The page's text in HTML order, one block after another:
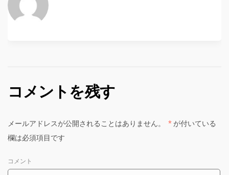
コメントを残す
メールアドレスが公開されることはありません。 * が付いている
欄は必須項目です
コメント